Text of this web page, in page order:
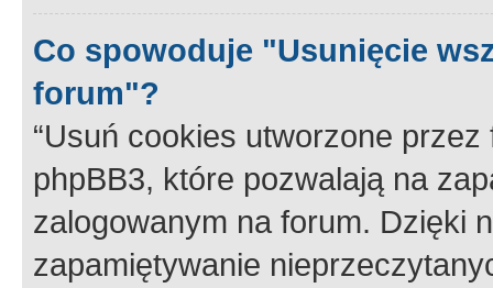
Co spowoduje "Usunięcie
forum"?
“Usuń cookies utworzone
phpBB3, które pozwalają na
zalogowanym na forum. Dzięki
zapamiętywanie